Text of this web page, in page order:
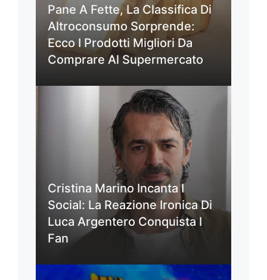
Pane A Fette, La Classifica Di
Altroconsumo Sorprende:
Ecco I Prodotti Migliori Da
Comprare Al Supermercato
Cristina Marino Incanta I
Social: La Reazione Ironica Di
Luca Argentero Conquista I
Fan